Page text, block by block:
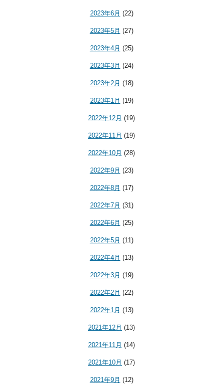
2023年6月 (22)
2023年5月 (27)
2023年4月 (25)
2023年3月 (24)
2023年2月 (18)
2023年1月 (19)
2022年12月 (19)
2022年11月 (19)
2022年10月 (28)
2022年9月 (23)
2022年8月 (17)
2022年7月 (31)
2022年6月 (25)
2022年5月 (11)
2022年4月 (13)
2022年3月 (19)
2022年2月 (22)
2022年1月 (13)
2021年12月 (13)
2021年11月 (14)
2021年10月 (17)
2021年9月 (12)